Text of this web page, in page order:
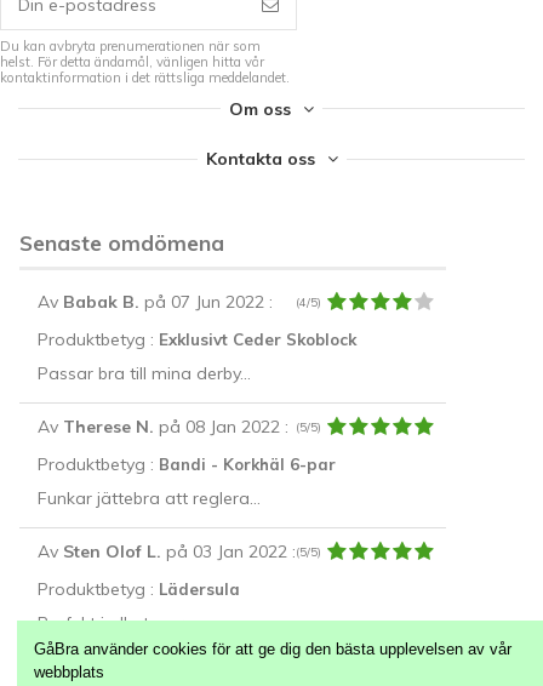
Du kan avbryta prenumerationen när som
helst. För detta ändamål, vänligen hitta vår
kontaktinformation i det rättsliga meddelandet.
Om oss
Kontakta oss
Senaste omdömena
Av Babak B. på 07 Jun 2022: (4/5)
Produktbetyg : Exklusivt Ceder Skoblock
Passar bra till mina derby...
Av Therese N. på 08 Jan 2022: (5/5)
Produktbetyg : Bandi - Korkhäl 6-par
Funkar jättebra att reglera...
Av Sten Olof L. på 03 Jan 2022:(5/5)
Produktbetyg : Lädersula
Perfekt i alla typer av...
GåBra använder cookies för att ge dig den bästa upplevelsen av vår
webbplats